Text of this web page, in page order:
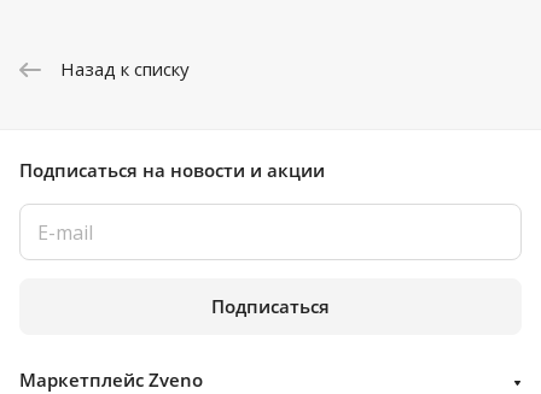
Назад к списку
Подписаться на новости и акции
Подписаться
Маркетплейс Zveno